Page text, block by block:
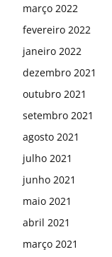
março 2022
fevereiro 2022
janeiro 2022
dezembro 2021
outubro 2021
setembro 2021
agosto 2021
julho 2021
junho 2021
maio 2021
abril 2021
março 2021